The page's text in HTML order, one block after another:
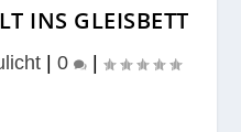
INS GLEISBETT
0